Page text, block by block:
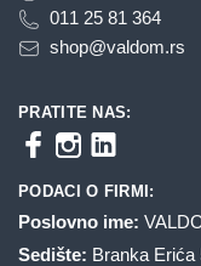
011 25 81 364
shop@valdom.rs
PRATITE NAS:
PODACI O FIRMI:
Poslovno ime:
Sedište: Branka Erića